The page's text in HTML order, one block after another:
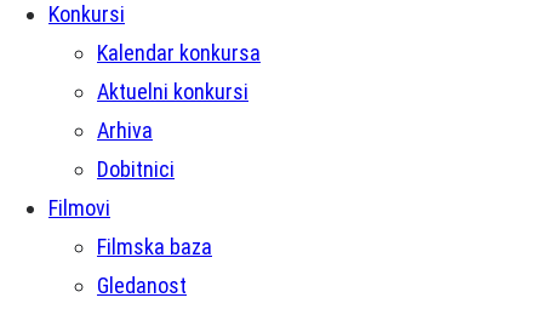
Konkursi
Kalendar konkursa
Aktuelni konkursi
Arhiva
Dobitnici
Filmovi
Filmska baza
Gledanost